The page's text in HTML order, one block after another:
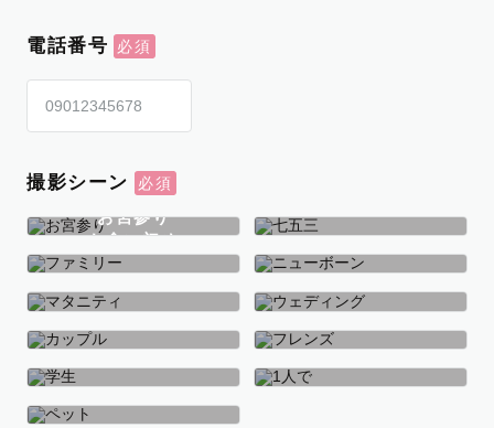
電話番号
撮影シーン
お宮参り
お食い初め
七五三
ファミリー ニューボーン
マタニティ ウェディング
カップル フレンズ
学生